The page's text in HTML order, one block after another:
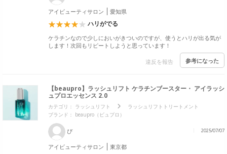
アイビューティサロン 愛知県
ハリがでる
ケラチンなので少しにおいがきついのですが、使うとハリが出る気が
します！次回もリピートしようと思っています！
違反を報告 参考になった
【beaupro】ラッシュリフト ケラチンブースター・ アイラッシ
ュプロエッセンス 2.0
カテゴリ： ラッシュリフト
ラッシュリフトトリートメント
ブランド： beaupro（ビュプロ）
ぴ 2025/07/07
アイビューティサロン 東京都